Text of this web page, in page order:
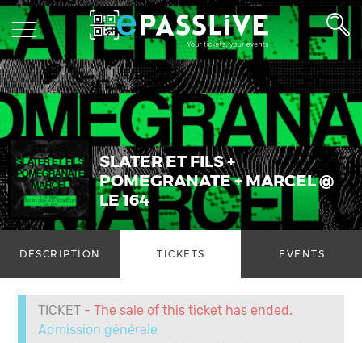
SLATER ET FILS +
POMEGRANATE + MARCEL @
LE 164
DESCRIPTION TICKETS EVENTS
TICKET - The sale of this ticket has ended.
Admission générale